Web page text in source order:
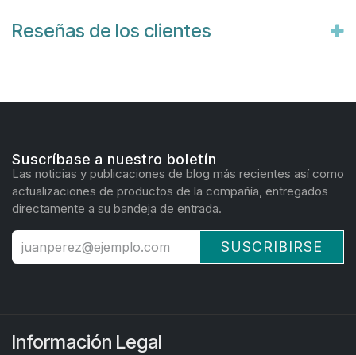
Reseñas de los clientes
Suscríbase a nuestro boletín
Las noticias y publicaciones de blog más recientes así como
actualizaciones de productos de la compañía, entregados
directamente a su bandeja de entrada.
SUSCRIBIRSE
Información Legal